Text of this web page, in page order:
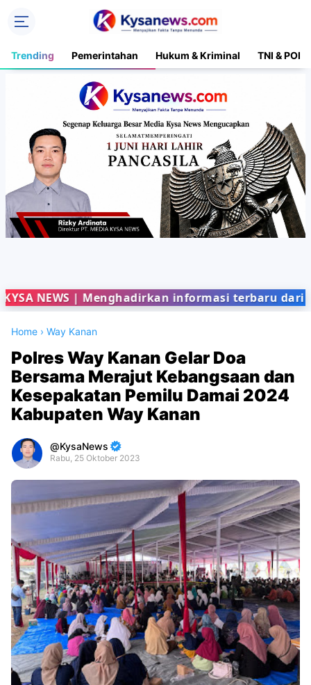
Trending Pemerintahan Hukum & Kriminal TNI &
| Menghadirkan informasi terbaru dari
Home › Way Kanan
Polres Way Kanan Gelar Doa
Bersama Merajut Kebangsaan dan
Kesepakatan Pemilu Damai 2024
Kabupaten Way Kanan
KysaNews
Rabu, 25 Oktober 2023
Premium
By
Raushan
With
Shroff
Templates